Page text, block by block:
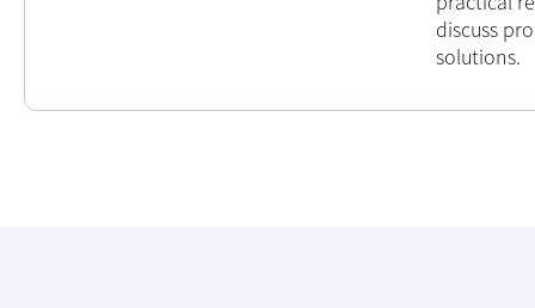
discuss
solutions.